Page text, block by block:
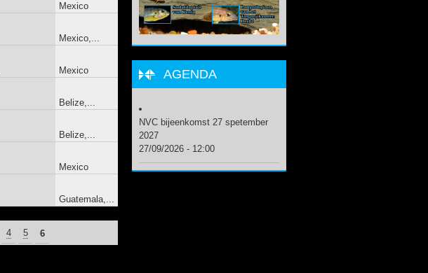
Mexico
Mexico,...
Mexico
Belize,...
Belize,...
Mexico
Guatemala,...
4 5 6
AGENDA
NVC bijeenkomst 27 spetember
2027
27/09/2026 - 12:00